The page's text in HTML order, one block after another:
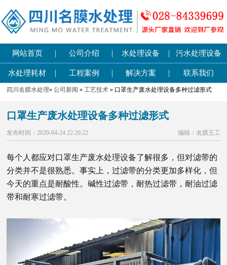
网站首页 | 公司介绍 | 水处理设备 | 污水处理设备
水处理耗材 | 工程案例 | 解决方案 | 联系我们
四川名膜水处理»公司新闻 »工艺技术 » 口罩生产废水处理设备多种过滤形式
口罩生产废水处理设备多种过滤形式
发布时间：2020-04-24 22:20:22 编辑：名膜王工
每个人都应对口罩生产废水处理设备了解很多，但对滤带的
分类并不是很熟悉。事实上，过滤带的分类更加多样化，但
今天的重点是耐酸性。碱性过滤带，耐热过滤带，耐油过滤
带和耐寒过滤带。